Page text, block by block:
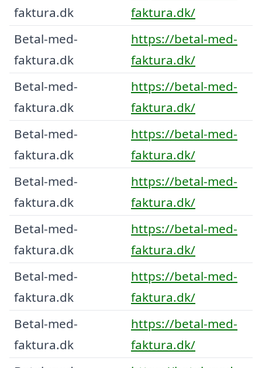
faktura.dk
faktura.dk/
Betal-med-
faktura.dk
https://betal-med-
faktura.dk/
Betal-med-
faktura.dk
https://betal-med-
faktura.dk/
Betal-med-
faktura.dk
https://betal-med-
faktura.dk/
Betal-med-
faktura.dk
https://betal-med-
faktura.dk/
Betal-med-
faktura.dk
https://betal-med-
faktura.dk/
Betal-med-
faktura.dk
https://betal-med-
faktura.dk/
Betal-med-
faktura.dk
https://betal-med-
faktura.dk/